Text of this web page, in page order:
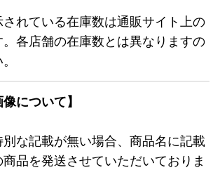
れている在庫数は通販サイト上の
各店舗の在庫数とは異なりますの
について】
な記載が無い場合、商品名に記載
品を発送させていただいておりま